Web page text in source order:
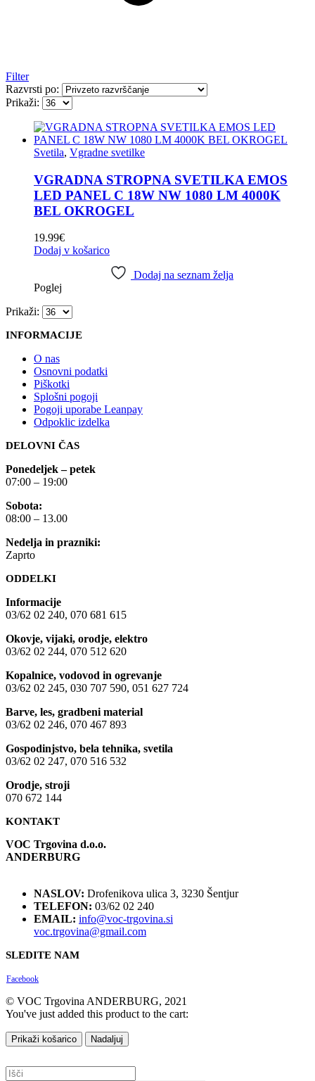
Filter
Razvrsti po:
Prikaži:
Svetila, Vgradne svetilke
VGRADNA STROPNA SVETILKA EMOS
LED PANEL C 18W NW 1080 LM 4000K
BEL OKROGEL
19.99€
Dodaj v košarico
Dodaj na seznam želja
Poglej
Prikaži:
INFORMACIJE
O nas
Osnovni podatki
Piškotki
Splošni pogoji
Pogoji uporabe Leanpay
Odpoklic izdelka
DELOVNI ČAS
Ponedeljek – petek
07:00 – 19:00
Sobota:
08:00 – 13.00
Nedelja in prazniki:
Zaprto
ODDELKI
Informacije
03/62 02 240, 070 681 615
Okovje, vijaki, orodje, elektro
03/62 02 244, 070 512 620
Kopalnice, vodovod in ogrevanje
03/62 02 245, 030 707 590, 051 627 724
Barve, les, gradbeni material
03/62 02 246, 070 467 893
Gospodinjstvo, bela tehnika, svetila
03/62 02 247, 070 516 532
Orodje, stroji
070 672 144
KONTAKT
VOC Trgovina d.o.o.
ANDERBURG
NASLOV: Drofenikova ulica 3, 3230 Šentjur
TELEFON: 03/62 02 240
EMAIL: info@voc-trgovina.si
voc.trgovina@gmail.com
SLEDITE NAM
Facebook
© VOC Trgovina ANDERBURG, 2021
You've just added this product to the cart:
Prikaži košarico Nadaljuj